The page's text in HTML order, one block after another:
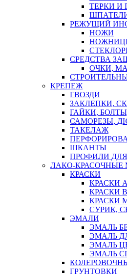
ТЕРКИ И
РЕЖУЩИЙ
НОЖИ
СРЕДСТВА
ОЧКИ,
КРЕПЕЖ
ГВОЗДИ
ЗАКЛЕПКИ,
ГАЙКИ,
САМОРЕЗЫ,
ТАКЕЛАЖ
ШКАНТЫ
ПРОФИЛИ
ЛАКО-КРАСОЧНЫЕ
КРАСКИ
КРАСКИ
КРАСКИ
КРАСКИ
СУРИК,
ЭМАЛИ
ЭМАЛЬ
ЭМАЛЬ
ЭМАЛЬ
ЭМАЛЬ
ГРУНТОВКИ